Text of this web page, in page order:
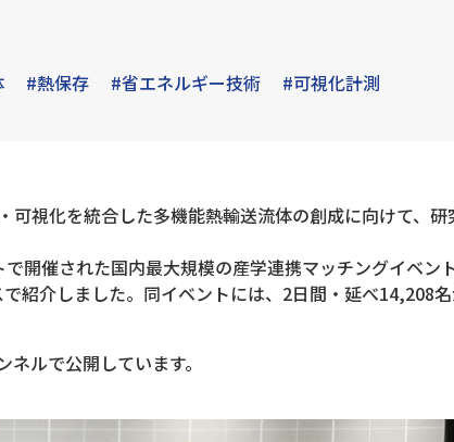
#熱保存 #省エネルギー技術 #可視化計測
視化を統合した多機能熱輸送流体の創成に向けて、研
開催された国内最大規模の産学連携マッチングイベン
紹介しました。同イベントには、2日間・延べ14,208
ルで公開しています。